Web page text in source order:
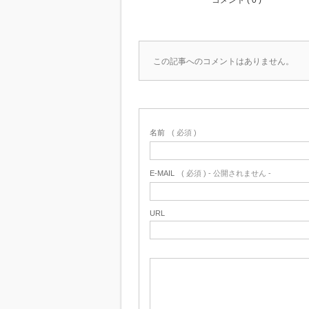
この記事へのコメントはありません。
名前 ( 必須 )
E-MAIL ( 必須 ) - 公開されません -
URL